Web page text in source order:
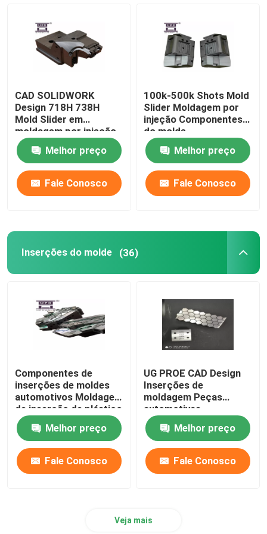
Pushrod
Placas do desgaste
Pinos do ejetor do molde
Bucha do molde
Escorrega superior inclinada
CAD SOLIDWORK
Design 718H 738H
Mold Slider em
moldagem por injeção
Melhor preço
Fale Conosco
100k-500k Shots Mold
Slider Moldagem por
injeção Componentes
do molde
Melhor preço
Fale Conosco
Inserções do molde (36)
Componentes de
inserções de moldes
automotivos Moldagem
de inserção de plástico
personalizada
Melhor preço
Fale Conosco
UG PROE CAD Design
Inserções de
moldagem Peças
automotivas
Componentes do
molde Melhor preço
Fale Conosco
Veja mais